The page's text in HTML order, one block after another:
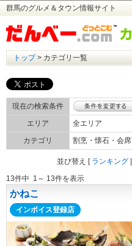
群馬のグルメ＆タウン情報サイト
トップ> カテゴリ一覧
現在の検索条件
エリア
全エリア
カテゴリ
割烹・懐石・会席
ランキング
[
並び替え
13件中 1～ 13件を表示
かねこ
インボイス登録店